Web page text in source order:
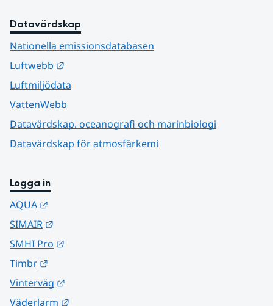
Datavärdskap
Nationella emissionsdatabasen
Luftwebb
Luftmiljödata
VattenWebb
Datavärdskap, oceanografi och marinbiologi
Datavärdskap för atmosfärkemi
Logga in
AQUA
SIMAIR
SMHI Pro
Timbr
Vinterväg
Väderlarm